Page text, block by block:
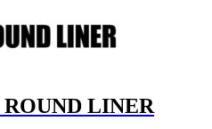
LINER